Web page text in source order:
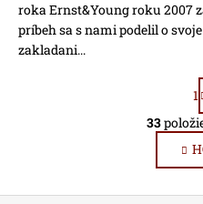
roka Ernst&Young roku 2007
príbeh sa s nami podelil o
zakladani...
1
33